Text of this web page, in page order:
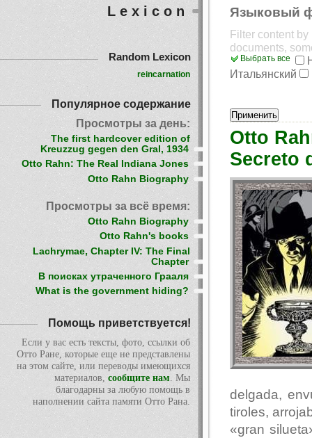
Языковый
Filter content
documents,
Выбрать все
Итальянский
Otto
Secreto
delgada,
tiroles,
«gran
Lexicon
Random Lexicon
reincarnation
Популярное содержание
Просмотры за день:
The first hardcover edition of
Kreuzzug gegen den Gral, 1934
Otto Rahn: The Real Indiana Jones
Otto Rahn Biography
Просмотры за всё время:
Otto Rahn Biography
Otto Rahn's books
Lachrymae, Chapter IV: The Final
Chapter
В поисках утраченного Грааля
What is the government hiding?
Помощь приветствуется!
Если у вас есть тексты, фото, ссылки об
Отто Ране, которые еще не представлены
на этом сайте, или переводы имеющихся
материалов, сообщите нам. Мы
благодарны за любую помощь в
наполнении сайта памяти Отто Рана.